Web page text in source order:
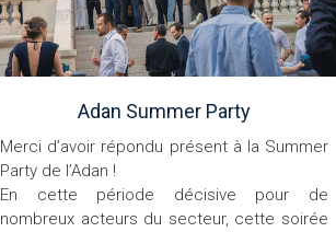
Adan Summer Party
Merci d’avoir répondu présent à la Summer
Party de l’Adan !
En cette période décisive pour de
nombreux acteurs du secteur, cette soirée